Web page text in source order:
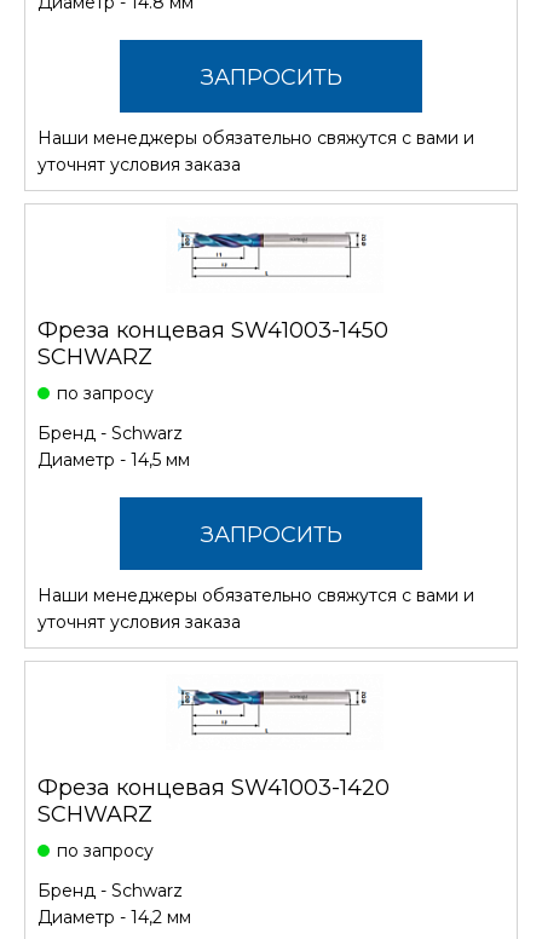
ЗАПРОСИТЬ
СТОИМОСТЬ
Наши менеджеры обязательно свяжутся с вами и
уточнят условия заказа
Фреза концевая SW41003-1450
SCHWARZ
по запросу
Бренд - Schwarz
Диаметр - 14,5 мм
ЗАПРОСИТЬ
СТОИМОСТЬ
Наши менеджеры обязательно свяжутся с вами и
уточнят условия заказа
Фреза концевая SW41003-1420
SCHWARZ
по запросу
Бренд - Schwarz
Диаметр - 14,2 мм